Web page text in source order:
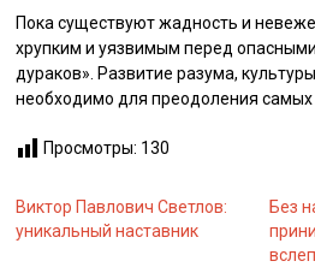
Пока существуют жадность и
хрупким и уязвимым перед
дураков». Развитие разума,
необходимо для преодоления самых
Просмотры: 130
Виктор Павлович Светлов:
уникальный наставник
Без